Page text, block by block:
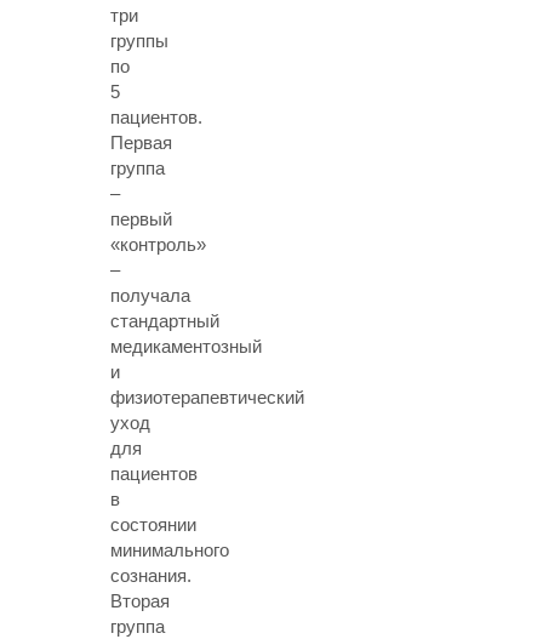
три
группы
по
5
пациентов.
Первая
группа
–
первый
«контроль»
–
получала
стандартный
медикаментозный
и
физиотерапевтический
уход
для
пациентов
в
состоянии
минимального
сознания.
Вторая
группа